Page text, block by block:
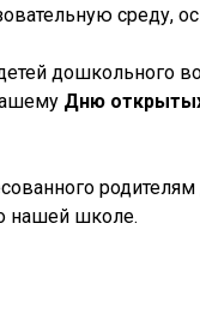
среду,
дошкольного
Дню
нашей школе.